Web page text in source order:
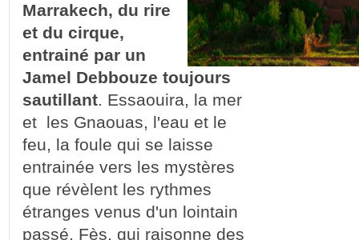
Marrakech, du rire
et du cirque,
entrainé par un
Jamel Debbouze toujours
sautillant. Essaouira, la mer
et les Gnaouas, l'eau et le
feu, la foule qui se laisse
entrainée vers les mystères
que révèlent les rythmes
étranges venus d'un lointain
passé. Fès, qui raisonne des